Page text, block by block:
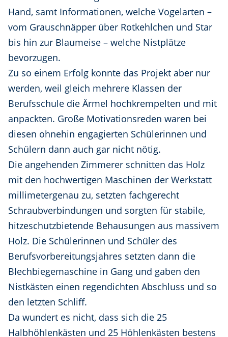
Hand, samt Informationen, welche Vogelarten –
vom Grauschnäpper über Rotkehlchen und Star
bis hin zur Blaumeise – welche Nistplätze
bevorzugen.
Zu so einem Erfolg konnte das Projekt aber nur
werden, weil gleich mehrere Klassen der
Berufsschule die Ärmel hochkrempelten und mit
anpackten. Große Motivationsreden waren bei
diesen ohnehin engagierten Schülerinnen und
Schülern dann auch gar nicht nötig.
Die angehenden Zimmerer schnitten das Holz
mit den hochwertigen Maschinen der Werkstatt
millimetergenau zu, setzten fachgerecht
Schraubverbindungen und sorgten für stabile,
hitzeschutzbietende Behausungen aus massivem
Holz. Die Schülerinnen und Schüler des
Berufsvorbereitungsjahres setzten dann die
Blechbiegemaschine in Gang und gaben den
Nistkästen einen regendichten Abschluss und so
den letzten Schliff.
Da wundert es nicht, dass sich die 25
Halbhöhlenkästen und 25 Höhlenkästen bestens